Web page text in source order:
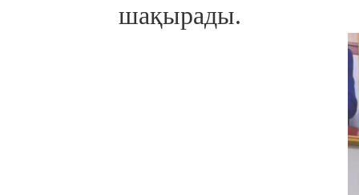
шақырады.